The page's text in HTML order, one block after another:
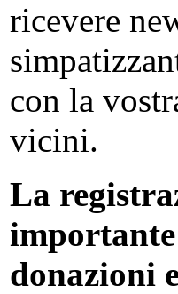
ricevere
con la
vicini.
La
donazioni